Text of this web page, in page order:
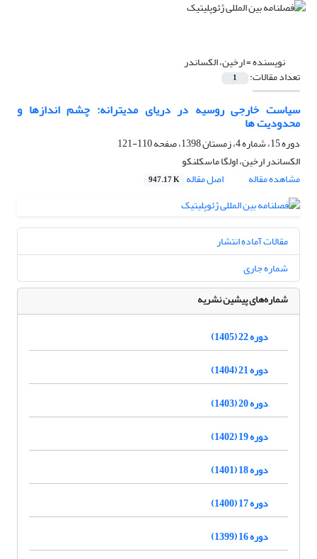
نویسنده =ارخین، الکساندر
تعداد مقالات: 1
سیاست خارجی روسیه در دریای مدیترانه: چشم اندازها و
محدودیت ها
دوره 15، شماره 4، زمستان 1398، صفحه
110-121
الکساندر ارخین، اولگا ماسکلنکو
مشاهده مقاله
اصل مقاله 947.17 K
مقالات آماده انتشار
شماره جاری
شماره‌های پیشین نشریه
دوره 22 (1405)
دوره 21 (1404)
دوره 20 (1403)
دوره 19 (1402)
دوره 18 (1401)
دوره 17 (1400)
دوره 16 (1399)